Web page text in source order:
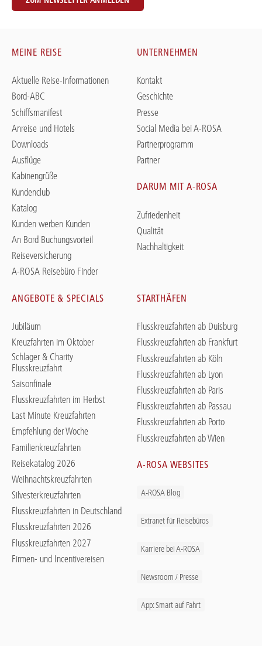
MEINE REISE
Aktuelle Reise-Informationen
Bord-ABC
Schiffsmanifest
Anreise und Hotels
Downloads
Ausflüge
Kabinengrüße
Kundenclub
Katalog
Kunden werben Kunden
An Bord Buchungsvorteil
Reiseversicherung
A-ROSA Reisebüro Finder
UNTERNEHMEN
Kontakt
Geschichte
Presse
Social Media bei A-ROSA
Partnerprogramm
Partner
DARUM MIT A-ROSA
Zufriedenheit
Qualität
Nachhaltigkeit
ANGEBOTE & SPECIALS
Jubiläum
Kreuzfahrten im Oktober
Schlager & Charity
Flusskreuzfahrt
Saisonfinale
Flusskreuzfahrten im Herbst
Last Minute Kreuzfahrten
Empfehlung der Woche
Familienkreuzfahrten
Reisekatalog 2026
Weihnachtskreuzfahrten
Silvesterkreuzfahrten
Flusskreuzfahrten in Deutschland
Flusskreuzfahrten 2026
Flusskreuzfahrten 2027
Firmen- und Incentivereisen
STARTHÄFEN
Flusskreuzfahrten ab Duisburg
Flusskreuzfahrten ab Frankfurt
Flusskreuzfahrten ab Köln
Flusskreuzfahrten ab Lyon
Flusskreuzfahrten ab Paris
Flusskreuzfahrten ab Passau
Flusskreuzfahrten ab Porto
Flusskreuzfahrten ab Wien
A-ROSA WEBSITES
A-ROSA Blog
Extranet für Reisebüros
Karriere bei A-ROSA
Newsroom / Presse
App: Smart auf Fahrt